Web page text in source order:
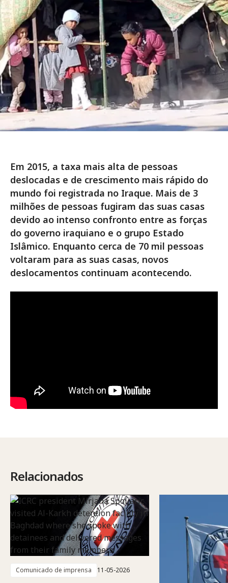
Em 2015, a taxa mais alta de pessoas
deslocadas e de crescimento mais rápido do
mundo foi registrada no Iraque. Mais de 3
milhões de pessoas fugiram das suas casas
devido ao intenso confronto entre as forças
do governo iraquiano e o grupo Estado
Islâmico. Enquanto cerca de 70 mil pessoas
voltaram para as suas casas, novos
deslocamentos continuam acontecendo.
Relacionados
Comunicado de imprensa 11-05-2026